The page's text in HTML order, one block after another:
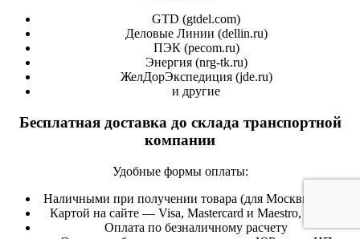
GTD (gtdel.com)
Деловые Линии (dellin.ru)
ПЭК (pecom.ru)
Энергия (nrg-tk.ru)
ЖелДорЭкспедиция (jde.ru)
и другие
Бесплатная доставка до склада транспортной
компании
Удобные формы оплаты:
Наличными при получении товара (для Москвы и МО)
Картой на сайте — Visa, Mastercard и Maestro, «Мир»
Оплата по безналичному расчету